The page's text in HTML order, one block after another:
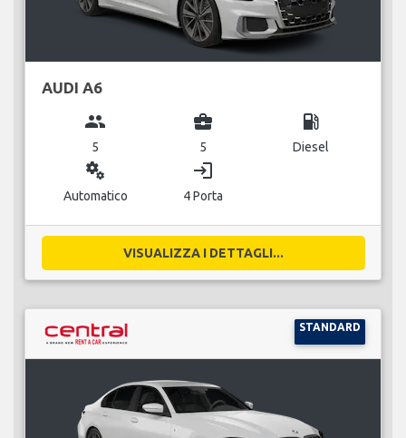
AUDI A6
group
5
business_center
5
local_gas_station
Diesel
miscellaneous_services
Automatico
login
4 Porta
VISUALIZZA I DETTAGLI...
STANDARD